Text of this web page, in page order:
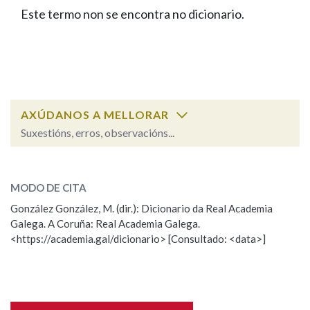
FIGURAS HOMENAXEADAS
PORTAL DAS PALABRAS
Facebook
TwitterYoutubeInstagram
Bluesky
BUSCAR NOS LEMAS
Remata por
BUSCAR NO CONTIDO
Nas definicións
Este termo non se encontra no dicionario.
AXÚDANOS A MELLORAR
Suxestións, erros, observacións...
Observación
Nome
MODO DE CITA
González González, M. (dir.): Dicionario da Real Academia
Galega. A Coruña: Real Academia Galega.
<https://academia.gal/dicionario> [Consultado: <data>]